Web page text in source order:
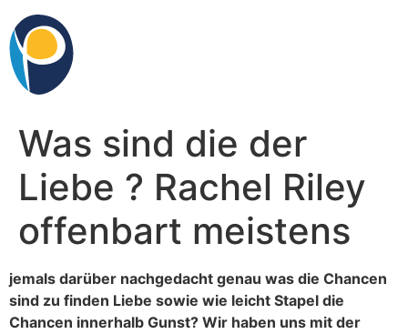
to
content
Was sind die der
Liebe ? Rachel Riley
offenbart meistens
jemals darüber nachgedacht genau was die Chancen
sind zu finden Liebe sowie wie leicht Stapel die
Chancen innerhalb Gunst? Wir haben uns mit der